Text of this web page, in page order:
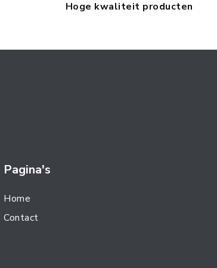
Hoge kwaliteit producten
Pagina's
Home
Contact